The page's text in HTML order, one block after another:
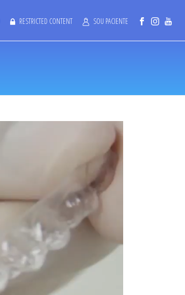
RESTRICTED CONTENT SOU PACIENTE